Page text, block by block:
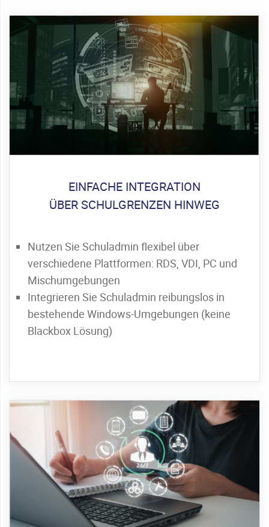
EINFACHE INTEGRATION
ÜBER SCHULGRENZEN HINWEG
Nutzen Sie Schuladmin flexibel über
verschiedene Plattformen: RDS, VDI, PC und
Mischumgebungen
Integrieren Sie Schuladmin reibungslos in
bestehende Windows-Umgebungen (keine
Blackbox Lösung)